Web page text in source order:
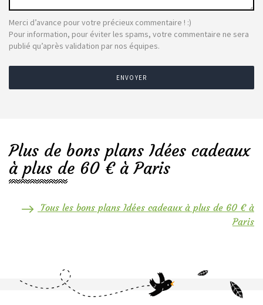
Merci d’avance pour votre précieux commentaire ! :)
Pour information, pour éviter les spams, votre commentaire ne sera
publié qu’après validation par nos équipes.
ENVOYER
Plus de bons plans Idées cadeaux
à plus de 60 € à Paris
Tous les bons plans Idées cadeaux à plus de 60 € à
Paris